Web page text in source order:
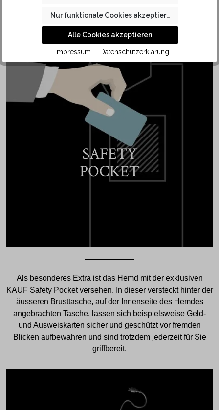
angenehm weich auf der Haut.
SAFETY
POCKET
Als besonderes Extra ist das Hemd mit der exklusiven
KAUF Safety Pocket versehen. In dieser versteckt hinter der
äusseren Brusttasche, auf der Innenseite des Hemdes
angebrachten Tasche, lassen sich beispielsweise Geld-
und Ausweiskarten sicher und geschützt vor fremden
Blicken aufbewahren und sind trotzdem jederzeit für Sie
griffbereit.
Nur funktionale Cookies akzeptieren
Alle Cookies akzeptieren
- Impressum - Datenschutzerklärung